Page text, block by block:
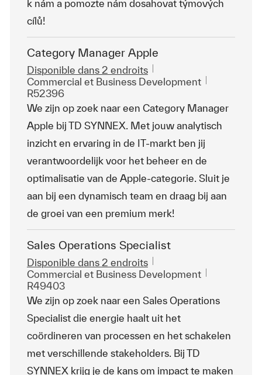
k nám a pomozte nám dosahovat týmových
cílů!
Category Manager Apple
Disponible dans 2 endroits
Catégorie
Commercial et Business Development
R52396
We zijn op zoek naar een Category Manager
Apple bij TD SYNNEX. Met jouw analytisch
inzicht en ervaring in de IT-markt ben jij
verantwoordelijk voor het beheer en de
optimalisatie van de Apple-categorie. Sluit je
aan bij een dynamisch team en draag bij aan
de groei van een premium merk!
Sales Operations Specialist
Disponible dans 2 endroits
Catégorie
Commercial et Business Development
R49403
We zijn op zoek naar een Sales Operations
Specialist die energie haalt uit het
coördineren van processen en het schakelen
met verschillende stakeholders. Bij TD
SYNNEX krijg je de kans om impact te maken